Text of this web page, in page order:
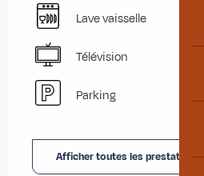
Lave vaisselle
Télévision
Parking
Afficher toutes les prestations